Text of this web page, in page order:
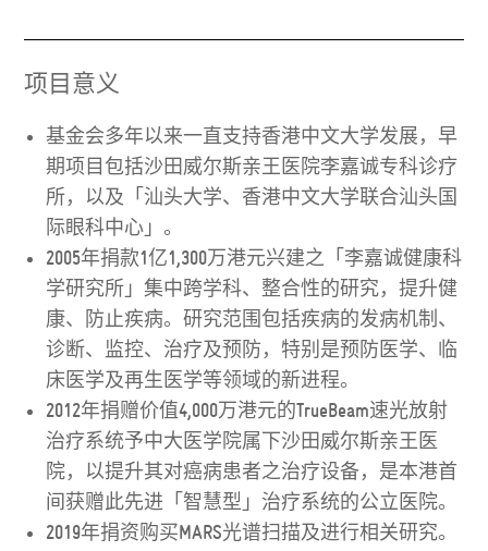
项目意义
基金会多年以来一直支持香港中文大学发展，早
期项目包括沙田威尔斯亲王医院李嘉诚专科诊疗
所，以及「汕头大学、香港中文大学联合汕头国
际眼科中心」。
2005年捐款1亿1,300万港元兴建之「李嘉诚健康科
学研究所」集中跨学科、整合性的研究，提升健
康、防止疾病。研究范围包括疾病的发病机制、
诊断、监控、治疗及预防，特别是预防医学、临
床医学及再生医学等领域的新进程。
2012年捐赠价值4,000万港元的TrueBeam速光放射
治疗系统予中大医学院属下沙田威尔斯亲王医
院，以提升其对癌病患者之治疗设备，是本港首
间获赠此先进「智慧型」治疗系统的公立医院。
2019年捐资购买MARS光谱扫描及进行相关研究。